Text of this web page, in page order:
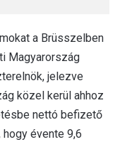
a Brüsszelben
Magyarország
jelezve
közel kerül ahhoz
nettó befizető
hogy évente 9,6